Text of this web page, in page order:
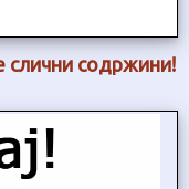
слични содржини!